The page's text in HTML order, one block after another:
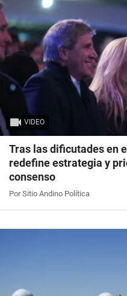
VIDEO
Tras las dificutades en
redefine estrategia y
consenso
Por Sitio Andino Política